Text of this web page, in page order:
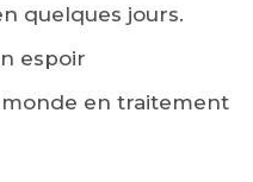
quelques jours.
espoir
en traitement